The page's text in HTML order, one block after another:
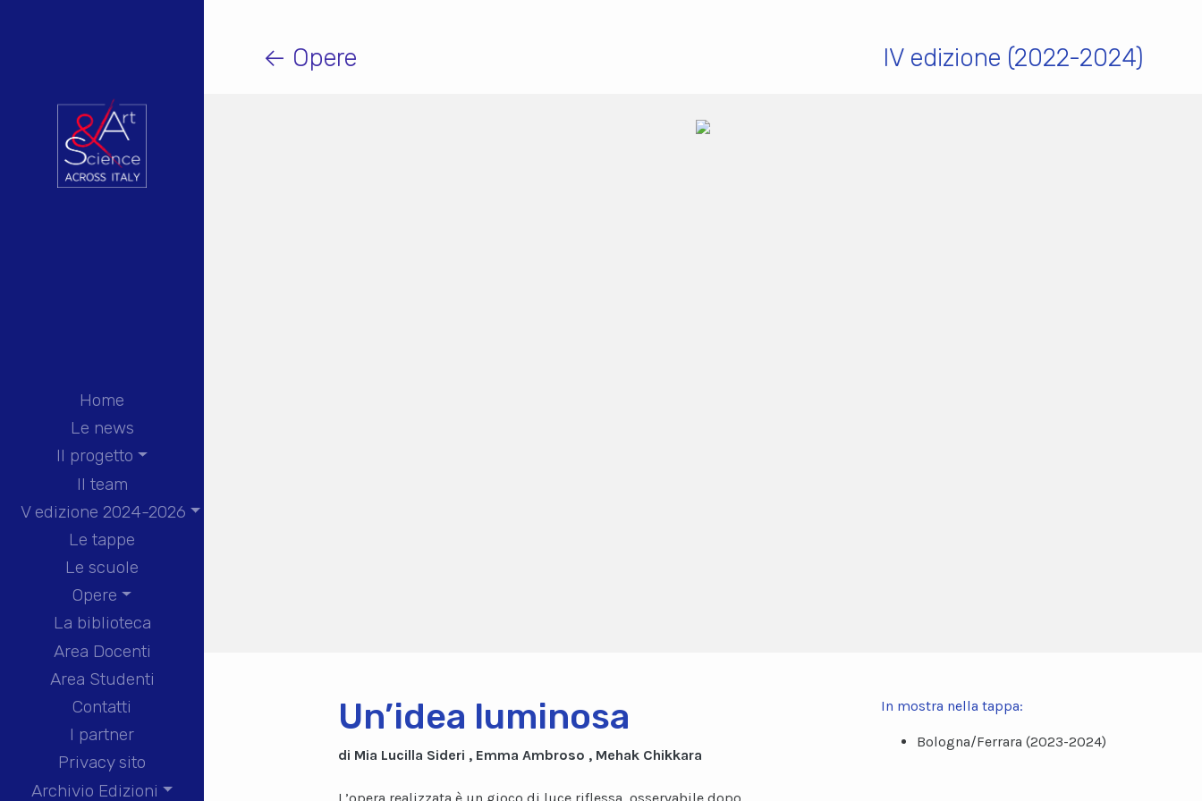
Home
Le news
Il progetto
Il team
V edizione 2024-2026
Le tappe
Le scuole
Opere
La biblioteca
Area Docenti
Area Studenti
Contatti
I partner
Privacy sito
Archivio Edizioni
← Opere IV edizione (2022-2024)
Un’idea luminosa
di Mia Lucilla Sideri , Emma Ambroso , Mehak Chikkara
In mostra nella tappa:
Bologna/Ferrara (2023-2024)